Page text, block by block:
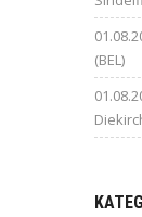
(BEL)